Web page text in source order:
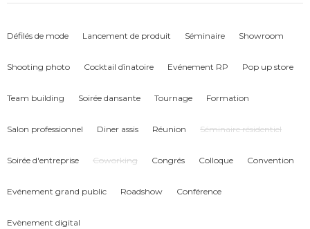
Théâtre de Sylvie est un espace hors du commun.
Défilés de mode Lancement de produit Séminaire Showroom
Shooting photo Cocktail dînatoire Evénement RP Pop up store
Team building Soirée dansante Tournage Formation
Salon professionnel Diner assis Réunion Séminaire résidentiel
Soirée d'entreprise Coworking Congrés Colloque Convention
Evénement grand public Roadshow Conférence
Evènement digital